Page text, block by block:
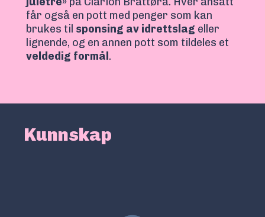
får også en pott med penger som kan
brukes til sponsing av idrettslag eller
lignende, og en annen pott som tildeles et
veldedig formål .
Kunnskap